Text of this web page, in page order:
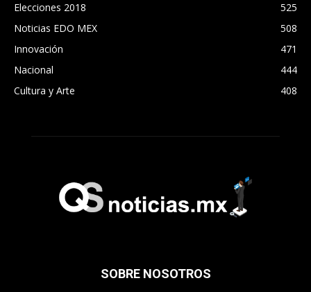
Elecciones 2018
525
Noticias EDO MEX
508
Innovación
471
Nacional
444
Cultura y Arte
408
SOBRE NOSOTROS